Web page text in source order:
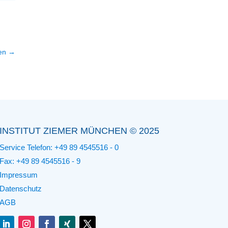
→
ZIEMER MÜNCHEN © 2025
Telefon: +49 89 4545516 - 0
+49 89 4545516 - 9